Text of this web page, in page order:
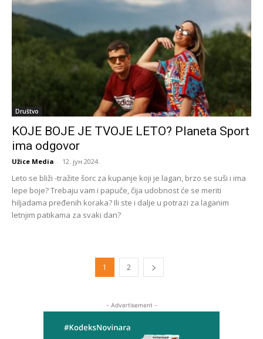
Društvo
KOJE BOJE JE TVOJE LETO? Planeta Sport
ima odgovor
Užice Media - 12. јун 2024.
Leto se bliži -tražite šorc za kupanje koji je lagan, brzo se suši i ima
lepe boje? Trebaju vam i papuče, čija udobnost će se meriti
hiljadama pređenih koraka? Ili ste i dalje u potrazi za laganim
letnjim patikama za svaki dan?
1 2
- Advertisement -